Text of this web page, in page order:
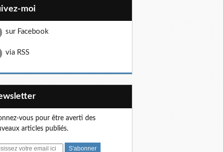
moi
sur Facebook
via RSS
vous pour être averti des
articles publiés.